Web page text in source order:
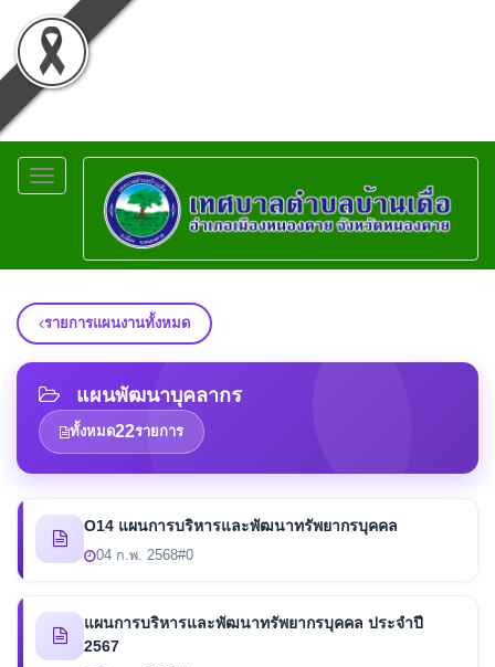
Toggle
navigation
รายการแผนงานทั้งหมด
แผนพัฒนาบุคลากร
ทั้งหมด22รายการ
O14 แผนการบริหารและพัฒนาทรัพยากรบุคคล
04 ก.พ. 2568#0
แผนการบริหารและพัฒนาทรัพยากรบุคคล ประจำปี
2567